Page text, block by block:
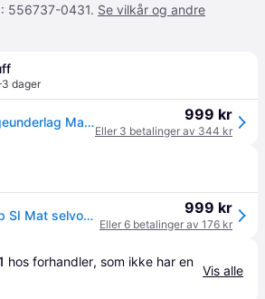
556737-0431. Se vilkår og andre
dager
Selvoppblåsbart liggeunderlag Mat Camp R 183cm - Sea to Summit 999 kr
Eller 3 betalinger av 344 kr
Sea To Summit Camp SI Mat selvoppblåsbart liggeunderlag 999 kr
Eller 6 betalinger av 176 kr
hos forhandler, som ikke har en
Vis alle